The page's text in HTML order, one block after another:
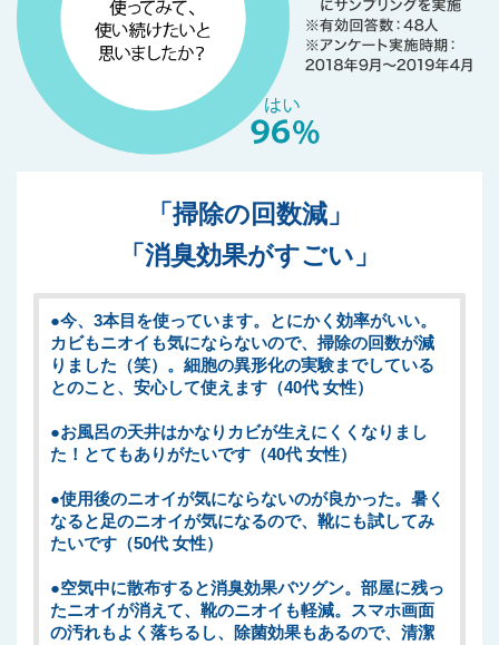
「掃除の回数減」
「消臭効果がすごい」
●今、3本目を使っています。とにかく効率がいい。
カビもニオイも気にならないので、掃除の回数が減
りました（笑）。細胞の異形化の実験までしている
とのこと、安心して使えます（40代 女性）
●お風呂の天井はかなりカビが生えにくくなりまし
た！とてもありがたいです（40代 女性）
●使用後のニオイが気にならないのが良かった。暑く
なると足のニオイが気になるので、靴にも試してみ
たいです（50代 女性）
●空気中に散布すると消臭効果バツグン。部屋に残っ
たニオイが消えて、靴のニオイも軽減。スマホ画面
の汚れもよく落ちるし、除菌効果もあるので、清潔